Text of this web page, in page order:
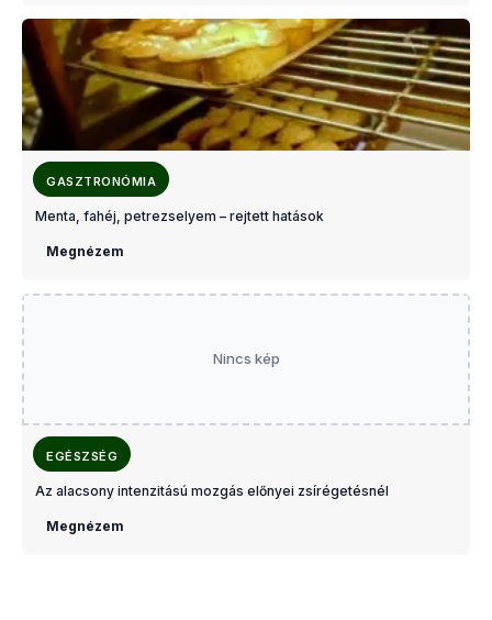
GASZTRONÓMIA
Menta, fahéj, petrezselyem – rejtett hatások
Megnézem
Nincs kép
EGÉSZSÉG
Az alacsony intenzitású mozgás előnyei zsírégetésnél
Megnézem